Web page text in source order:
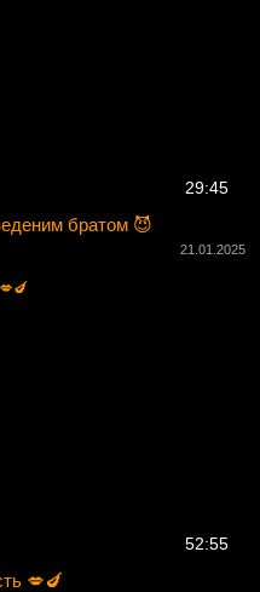
29:45
братом 😈
21.01.2025
52:55
💋🍆